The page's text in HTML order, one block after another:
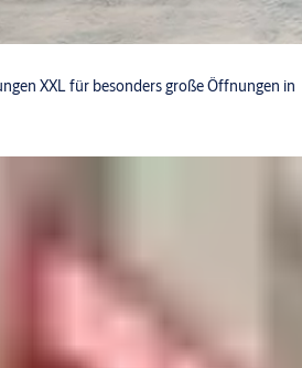
XXL für besonders große Öffnungen in